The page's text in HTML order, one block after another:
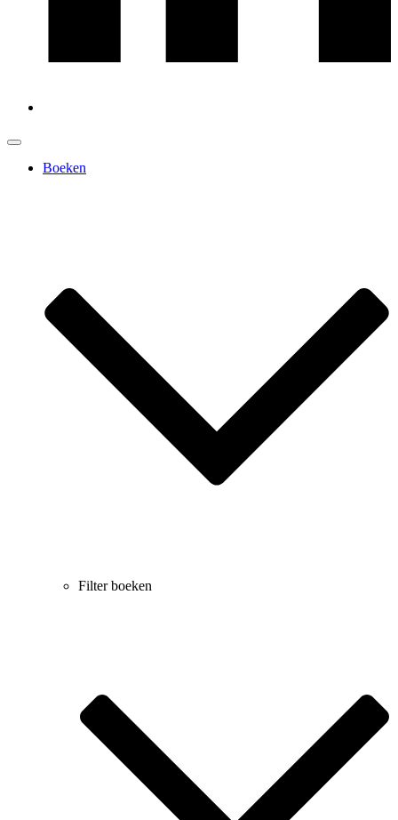
Boeken
Filter boeken